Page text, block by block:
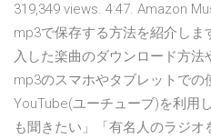
319,349 views. 4:47. Amazon
mp3で保存する方法を紹介し
入した楽曲のダウンロード方
mp3のスマホやタブレットでの
YouTube(ユーチューブ)を利用
も聞きたい」「有名人のラジオ